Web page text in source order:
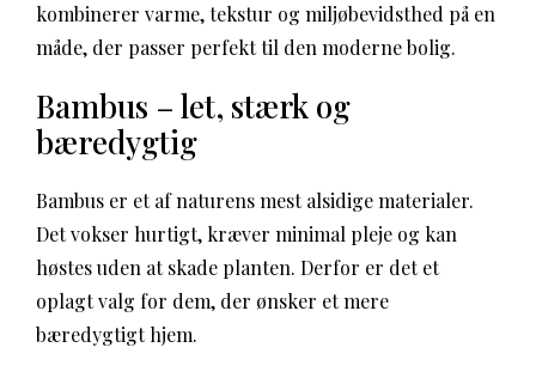
kombinerer varme, tekstur og miljøbevidsthed på en
måde, der passer perfekt til den moderne bolig.
Bambus – let, stærk og
bæredygtig
Bambus er et af naturens mest alsidige materialer.
Det vokser hurtigt, kræver minimal pleje og kan
høstes uden at skade planten. Derfor er det et
oplagt valg for dem, der ønsker et mere
bæredygtigt hjem.